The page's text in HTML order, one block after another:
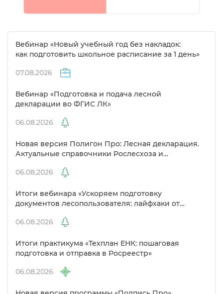
ебинар «Новый учебный год без накладок:
как подготовить школьное расписание за 1 день»
07.08.2026
ебинар «Подготовка и подача лесной
декларации во ФГИС ЛК»
06.08.2026
Новая версия Полигон Про: Лесная декларация.
Актуальные справочники Рослесхоза и
06.08.2026
Итоги вебинара «Ускоряем подготовку
документов лесопользователя: лайфхаки от
06.08.2026
Итоги практикума «Техплан ЕНК: пошаговая
подготовка и отправка в Росреестр»
06.08.2026